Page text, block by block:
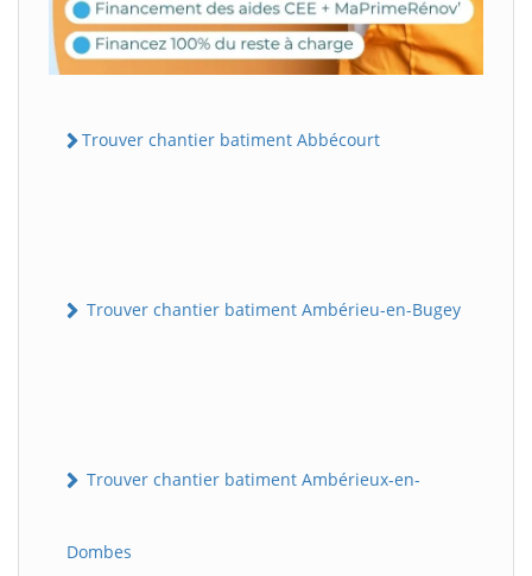
Trouver chantier batiment Abbécourt
Trouver chantier batiment Ambérieu-en-Bugey
Trouver chantier batiment Ambérieux-en-
Dombes